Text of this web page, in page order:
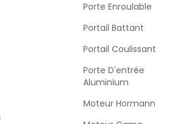
Porte Enroulable
Portail Battant
Portail Coulissant
Porte D'entrée
Aluminium
Moteur Hormann